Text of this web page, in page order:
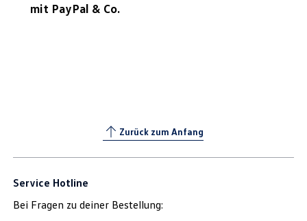
mit PayPal & Co.
Zurück zum Anfang
Service Hotline
Bei Fragen zu deiner Bestellung: